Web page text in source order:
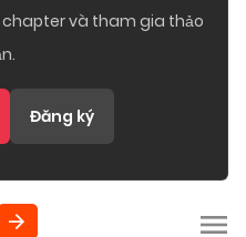
chapter và tham gia thảo
Đăng ký